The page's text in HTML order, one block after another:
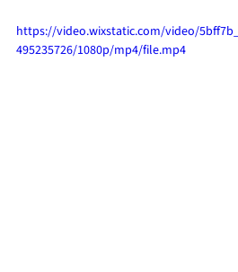
https://video.wixstatic.com/video/
495235726/1080p/mp4/file.mp4